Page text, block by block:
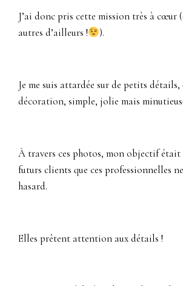
J’ai donc pris cette mission très à cœur
autres d’ailleurs !
).
Je me suis attardée sur de petits détails,
décoration, simple, jolie mais
À travers ces photos, mon objectif était
futurs clients que ces professionnelles
hasard.
Elles prêtent attention aux détails !